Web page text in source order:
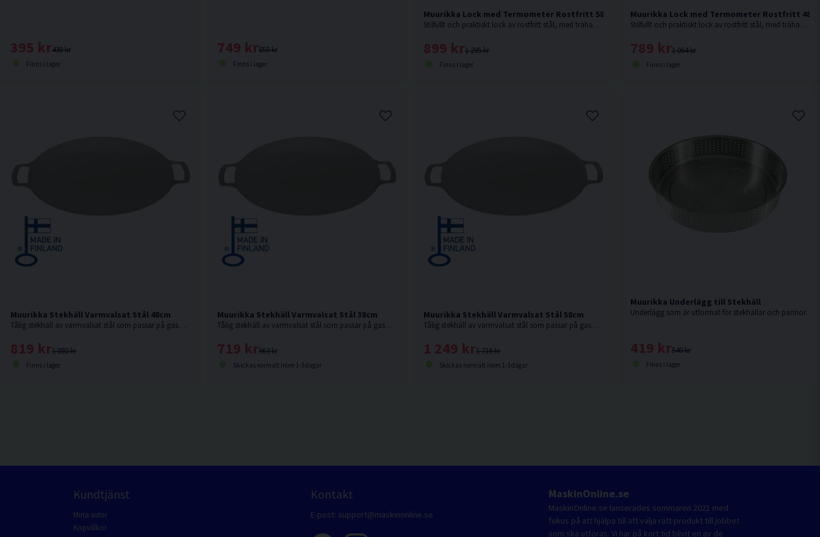
430 kr
395 kr
Finns i lager
850 kr
749 kr
Finns i lager
Muurikka Lock med Termometer Rostfritt 58 cm
Stilfullt och praktiskt lock av rostfritt stål, med trähandtag i rökt ask.
1 295 kr
899 kr
Finns i lager
Muurikka Lock med Termometer Rostfritt 48
Stilfullt och praktiskt lock av rostfritt stål, med trähandtag i rökt ask.
1 064 kr
789 kr
Finns i lager
Muurikka Stekhäll Varmvalsat Stål 48cm
Tålig stekhäll av varmvalsat stål som passar på gasolbrännare, elgrill eller över öppen eld.
1 080 kr
819 kr
Finns i lager
Muurikka Stekhäll Varmvalsat Stål 38cm
Tålig stekhäll av varmvalsat stål som passar på gasolbrännare, elgrill eller över öppen eld.
963 kr
719 kr
Skickas normalt inom 1-3 dagar
Muurikka Stekhäll Varmvalsat Stål 58cm
Tålig stekhäll av varmvalsat stål som passar på gasolbrännare, elgrill eller över öppen eld.
1 719 kr
1 249 kr
Skickas normalt inom 1-3 dagar
Muurikka Underlägg till Stekhäll
Underlägg som är utformat för stekhällar och pannor.
540 kr
419 kr
Finns i lager
Kundtjänst
Mina sidor
Köpvillkor
Kontakt
E-post: support@maskinonline.se
MaskinOnline.se
MaskinOnline.se lanserades sommaren 2021 med
fokus på att hjälpa till att välja rätt produkt till jobbet
som ska utföras. Vi har på kort tid blivit en av de